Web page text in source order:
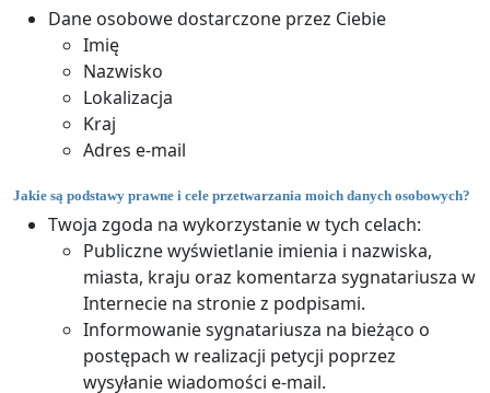
Dane osobowe dostarczone przez Ciebie
Imię
Nazwisko
Lokalizacja
Kraj
Adres e-mail
Jakie są podstawy prawne i cele przetwarzania moich danych osobowych?
Twoja zgoda na wykorzystanie w tych celach:
Publiczne wyświetlanie imienia i nazwiska,
miasta, kraju oraz komentarza sygnatariusza w
Internecie na stronie z podpisami.
Informowanie sygnatariusza na bieżąco o
postępach w realizacji petycji poprzez
wysyłanie wiadomości e-mail.